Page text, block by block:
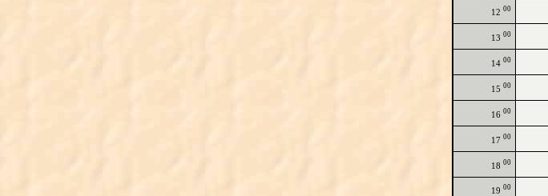
12 00
13 00
14 00
15 00
16 00
17 00
18 00
19 00